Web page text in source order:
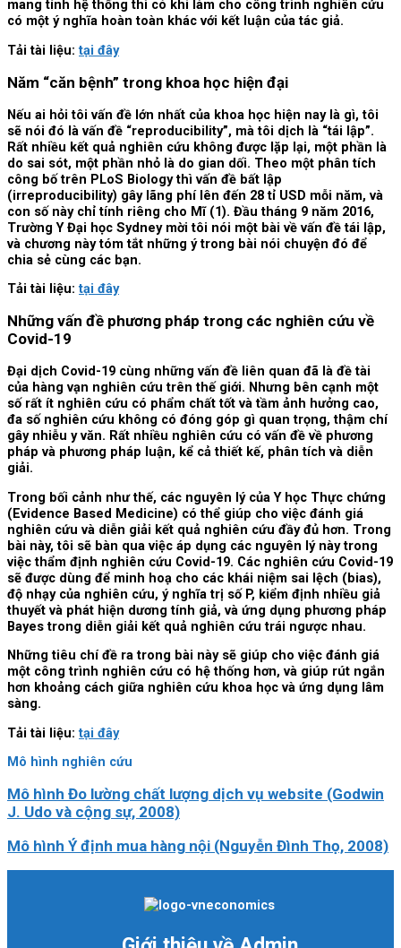
mang tính hệ thống thì có khi làm cho công trình nghiên cứu
có một ý nghĩa hoàn toàn khác với kết luận của tác giả.
Tải tài liệu:tại đây
Năm “căn bệnh” trong khoa học hiện đại
Nếu ai hỏi tôi vấn đề lớn nhất của khoa học hiện nay là gì, tôi
sẽ nói đó là vấn đề “reproducibility”, mà tôi dịch là “tái lập”.
Rất nhiều kết quả nghiên cứu không được lặp lại, một phần là
do sai sót, một phần nhỏ là do gian dối. Theo một phân tích
công bố trên PLoS Biology thì vấn đề bất lập
(irreproducibility) gây lãng phí lên đến 28 tỉ USD mỗi năm, và
con số này chỉ tính riêng cho Mĩ (1). Đầu tháng 9 năm 2016,
Trường Y Đại học Sydney mời tôi nói một bài về vấn đề tái lập,
và chương này tóm tắt những ý trong bài nói chuyện đó để
chia sẻ cùng các bạn.
Tải tài liệu:tại đây
Những vấn đề phương pháp trong các nghiên cứu về
Covid-19
Đại dịch Covid-19 cùng những vấn đề liên quan đã là đề tài
của hàng vạn nghiên cứu trên thế giới. Nhưng bên cạnh một
số rất ít nghiên cứu có phẩm chất tốt và tầm ảnh hưởng cao,
đa số nghiên cứu không có đóng góp gì quan trọng, thậm chí
gây nhiễu y văn. Rất nhiều nghiên cứu có vấn đề về phương
pháp và phương pháp luận, kể cả thiết kế, phân tích và diễn
giải.
Trong bối cảnh như thế, các nguyên lý của Y học Thực chứng
(Evidence Based Medicine) có thể giúp cho việc đánh giá
nghiên cứu và diễn giải kết quả nghiên cứu đầy đủ hơn. Trong
bài này, tôi sẽ bàn qua việc áp dụng các nguyên lý này trong
việc thẩm định nghiên cứu Covid-19. Các nghiên cứu Covid-19
sẽ được dùng để minh hoạ cho các khái niệm sai lệch (bias),
độ nhạy của nghiên cứu, ý nghĩa trị số P, kiểm định nhiều giả
thuyết và phát hiện dương tính giả, và ứng dụng phương pháp
Bayes trong diễn giải kết quả nghiên cứu trái ngược nhau.
Những tiêu chí đề ra trong bài này sẽ giúp cho việc đánh giá
một công trình nghiên cứu có hệ thống hơn, và giúp rút ngắn
hơn khoảng cách giữa nghiên cứu khoa học và ứng dụng lâm
sàng.
Tải tài liệu:tại đây
Mô hình nghiên cứu
Mô hình Đo lường chất lượng dịch vụ website (Godwin
J. Udo và cộng sự, 2008)
Mô hình Ý định mua hàng nội (Nguyễn Đình Thọ, 2008)